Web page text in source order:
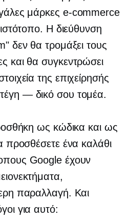
μάρκες e-commerce
Η διεύθυνση
δεν θα τρομάξει τους
και θα συγκεντρώσει
της επιχείρησής
— δικό σου τομέα.
ως κώδικα και ως
προσθέσετε ένα καλάθι
Google έχουν
παραλλαγή. Και
για αυτό: